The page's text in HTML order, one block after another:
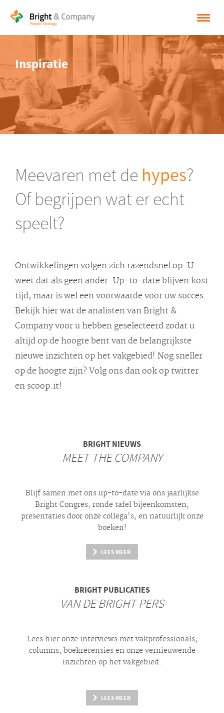
OPLOSSINGEN
CASES
INSPIRATIE
OVER BRIGHT & COMPANY
NEDERLANDS
ENGLISH
Inspiratie
Meevaren met de hypes?
Of begrijpen wat er echt
speelt?
Ontwikkelingen volgen zich razendsnel op. U
weet dat als geen ander. Up-to-date blijven kost
tijd, maar is wel een voorwaarde voor uw succes.
Bekijk hier wat de analisten van Bright &
Company voor u hebben geselecteerd zodat u
altijd op de hoogte bent van de belangrijkste
nieuwe inzichten op het vakgebied! Nog sneller
op de hoogte zijn? Volg ons dan ook op twitter
en scoop.it!
BRIGHTNIEUWS
MEET THE COMPANY
Blijf samen met ons up-to-date via ons jaarlijkse
Bright Congres, ronde tafel bijeenkomsten,
presentaties door onze collega's, en natuurlijk onze
boeken!
LEES MEER
BRIGHTPUBLICATIES
VAN DE BRIGHT PERS
Lees hier onze interviews met vakprofessionals,
columns, boekrecensies en onze vernieuwende
inzichten op het vakgebied.
LEES MEER